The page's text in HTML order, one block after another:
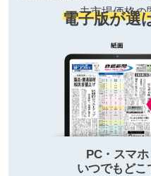
去市場価格の
電子版が選
PC・スマ
いつでもどこ